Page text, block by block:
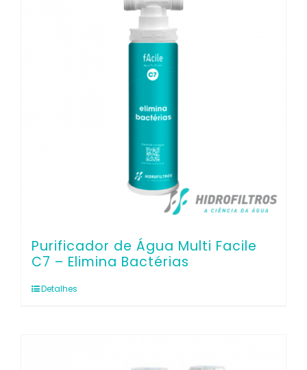
Purificador de Água Multi Facile
C7 – Elimina Bactérias
Detalhes